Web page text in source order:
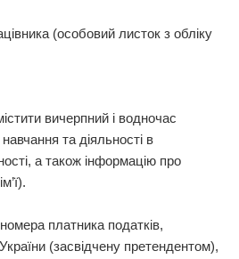
(особовий листок з обліку
вичерпний і водночас
та діяльності в
а також інформацію про
платника податків,
(засвідчену претендентом),